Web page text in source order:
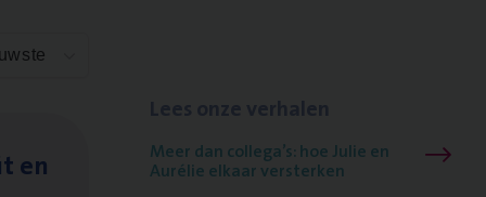
en Meer dan collega’s: hoe Julie en
Aurélie elkaar versterken